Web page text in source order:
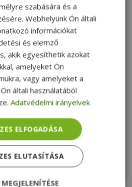
garancia
- 1640378
Megnézem
szabására és a
Webhelyünk Ön általi
információkat
és elemző
akik egyesíthetik azokat
amelyeket Ön
vagy amelyeket a
általi használatából
Adatvédelmi irányelvek
ELFOGADÁSA
ELUTASÍTÁSA